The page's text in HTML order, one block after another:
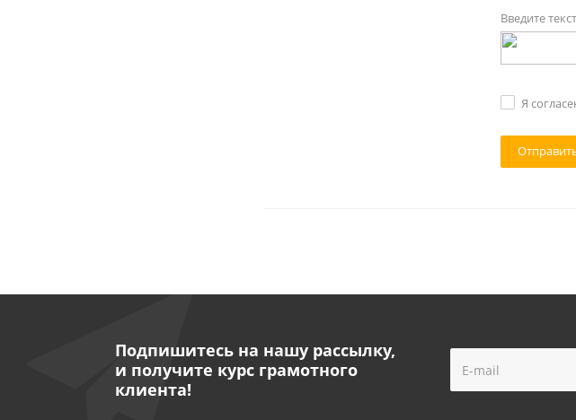
Введите
Я
Подпишитесь на нашу рассылку,
и получите курс грамотного
клиента!